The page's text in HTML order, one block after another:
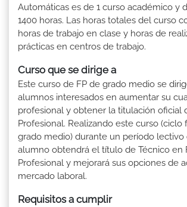
Automáticas es de 1 curso académico y
1400 horas. Las horas totales del curso
horas de trabajo en clase y horas de
prácticas en centros de trabajo.
Curso que se dirige a
Este curso de FP de grado medio se
alumnos interesados en aumentar su
profesional y obtener la titulación oficial
Profesional. Realizando este curso (ciclo
grado medio) durante un período lectivo
alumno obtendrá el título de Técnico en
Profesional y mejorará sus opciones de
mercado laboral.
Requisitos a cumplir